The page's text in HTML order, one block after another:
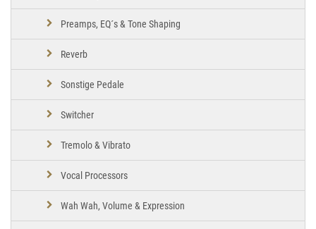
Preamps, EQ´s & Tone Shaping
Reverb
Sonstige Pedale
Switcher
Tremolo & Vibrato
Vocal Processors
Wah Wah, Volume & Expression